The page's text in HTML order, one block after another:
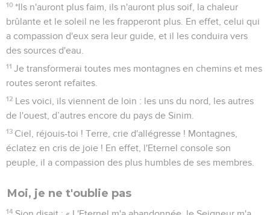
10 *Ils n'auront plus faim, ils n'auront plus soif, la chaleur
brûlante et le soleil ne les frapperont plus. En effet, celui qui
a compassion d'eux sera leur guide, et il les conduira vers
des sources d'eau.
11 Je transformerai toutes mes montagnes en chemins et mes
routes seront refaites.
12 Les voici, ils viennent de loin : les uns du nord, les autres
de l'ouest, d’autres encore du pays de Sinim.
13 Ciel, réjouis-toi ! Terre, crie d'allégresse ! Montagnes,
éclatez en cris de joie ! En effet, l'Eternel console son
peuple, il a compassion des plus humbles de ses membres.
Moi, je ne t'oublie pas
14